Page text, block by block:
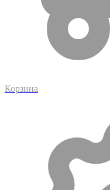
Корзина